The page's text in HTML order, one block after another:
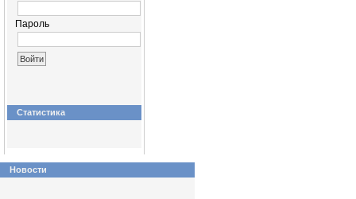
Пароль
Статистика
Новости